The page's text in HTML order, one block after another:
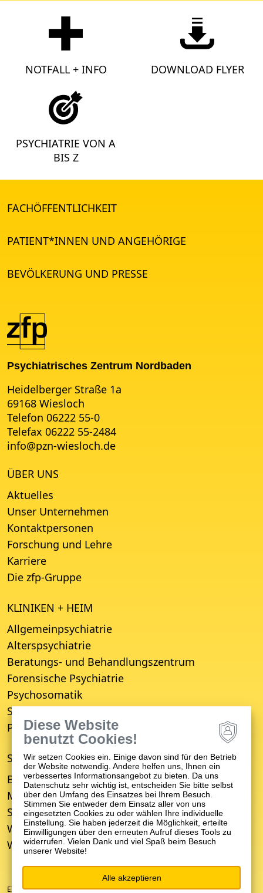
NOTFALL + INFO DOWNLOAD FLYER
PSYCHIATRIE VON A
BIS Z
FACHÖFFENTLICHKEIT
PATIENT*INNEN UND ANGEHÖRIGE
BEVÖLKERUNG UND PRESSE
Psychiatrisches Zentrum Nordbaden
ÜBER UNS
Aktuelles
Unser Unternehmen
Kontaktpersonen
Forschung und Lehre
Karriere
Die zfp-Gruppe
KLINIKEN + HEIM
Allgemeinpsychiatrie
Alterspsychiatrie
Beratungs- und Behandlungszentrum
Forensische Psychiatrie
Psychosomatik
Suchttherapie
Psychiatrisches Wohnheim
STANDORTE
Bruchsal
Mosbach
Schwetzingen
Weinheim
Wiesloch
Heidelberger Straße 1a
69168 Wiesloch
Telefon 06222 55-0
Telefax 06222 55-2484
info@pzn-wiesloch.de
EIN UNTERNEHMEN DER ZFP-GRUPPE BADEN-WÜRTTEMBERG
Diese Website
benutzt Cookies!
Wir setzen Cookies ein. Einige davon sind für den Betrieb
der Website notwendig. Andere helfen uns, Ihnen ein
verbessertes Informationsangebot zu bieten. Da uns
Datenschutz sehr wichtig ist, entscheiden Sie bitte selbst
über den Umfang des Einsatzes bei Ihrem Besuch.
Stimmen Sie entweder dem Einsatz aller von uns
eingesetzten Cookies zu oder wählen Ihre individuelle
Einstellung. Sie haben jederzeit die Möglichkeit, erteilte
Einwilligungen über den erneuten Aufruf dieses Tools zu
widerrufen. Vielen Dank und viel Spaß beim Besuch
unserer Website!
Alle akzeptieren